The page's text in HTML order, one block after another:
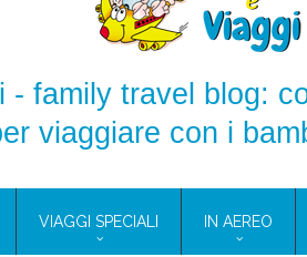
- family travel blog:
viaggiare con i
VIAGGI SPECIALI IN AEREO